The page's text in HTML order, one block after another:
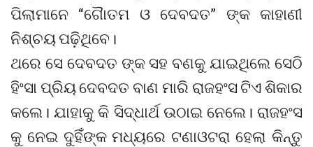
ପିଲାମାନେ “ଗୈାତମ ଓ ଦେବଦତ” ଙ୍କ କାହାଣୀ
ନିଶ୍ଚୟ ପଢ଼ିଥିବେ।
ଥରେ ସେ ଦେବଦତ ଙ୍କ ସହ ବଣକୁ ଯାଇଥିଲେ ସେଠି
ହିଂସା ପ୍ରିୟ ଦେବଦତ ବାଣ ମାରି ରାଜହଂସ ଟିଏ ଶିକାର
କଲେ। ଯାହାକୁ କି ସିଦ୍ଧାର୍ଥ ଉଠାଇ ନେଲେ। ରାଜହଂସ
କୁ ନେଇ ଦୁହିଁଙ୍କ ମଧ୍ୟରେ ଟଣାଓଟରା ହେଲା କିନ୍ତୁ